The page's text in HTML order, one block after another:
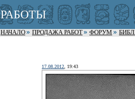
РАБОТЫ
НАЧАЛО ПРОДАЖА РАБОТ ФОРУМ
17.08.2012 , 19:43